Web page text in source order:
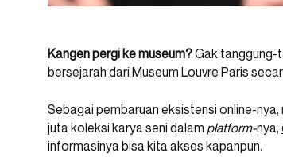
Kangen pergi ke museum?Gak tanggung-
bersejarah dari Museum Louvre Paris
Sebagai pembaruan eksistensi online-
juta koleksi karya seni dalam platform-nya,
informasinya bisa kita akses kapanpun.